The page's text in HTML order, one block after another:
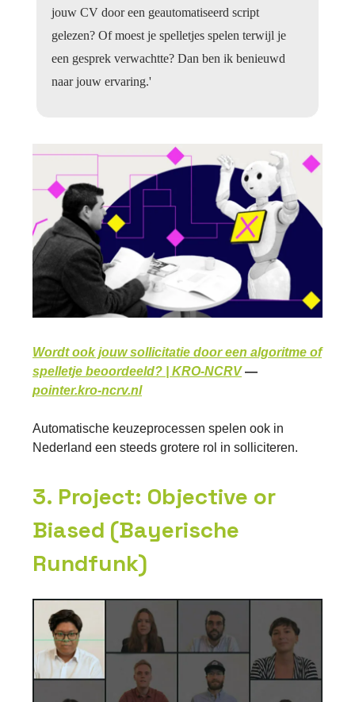
jouw CV door een geautomatiseerd script
gelezen? Of moest je spelletjes spelen terwijl je
een gesprek verwachtte? Dan ben ik benieuwd
naar jouw ervaring.'
Wordt ook jouw sollicitatie door een algoritme of
spelletje beoordeeld? | KRO-NCRV—
pointer.kro-ncrv.nl
Automatische keuzeprocessen spelen ook in
Nederland een steeds grotere rol in solliciteren.
3. Project: Objective or
Biased (Bayerische
Rundfunk)